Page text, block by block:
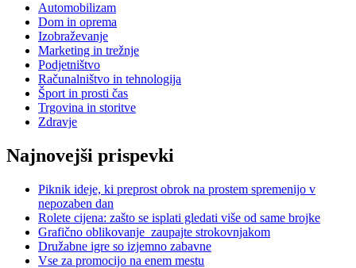
Automobilizam
Dom in oprema
Izobraževanje
Marketing in trežnje
Podjetništvo
Računalništvo in tehnologija
Šport in prosti čas
Trgovina in storitve
Zdravje
Najnovejši prispevki
Piknik ideje, ki preprost obrok na prostem spremenijo v
nepozaben dan
Rolete cijena: zašto se isplati gledati više od same brojke
Grafično oblikovanje zaupajte strokovnjakom
Družabne igre so izjemno zabavne
Vse za promocijo na enem mestu